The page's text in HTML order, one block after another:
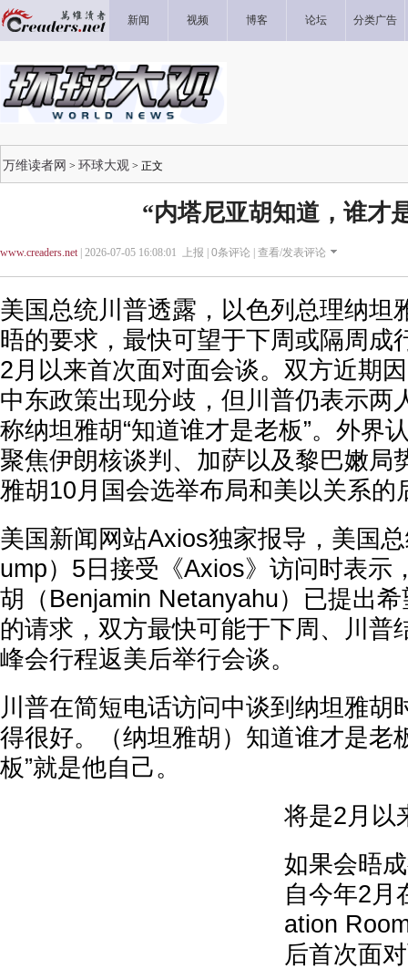
新闻 视频 博客 论坛 分类广告
万维读者网 > 环球大观 > 正文
“内塔尼亚胡知道，谁才
www.creaders.net| 2026-07-05 16:08:01 上报 | 0条评论 | 查看/发表评论
美国总统川普透露，以色列总理纳坦
晤的要求，最快可望于下周或隔周成
2月以来首次面对面会谈。双方近期
中东政策出现分歧，但川普仍表示两
称纳坦雅胡“知道谁才是老板”。外界
聚焦伊朗核谈判、加萨以及黎巴嫩局
雅胡10月国会选举布局和美以关系的
美国新闻网站Axios独家报导，美国
ump）5日接受《Axios》访问时表示
胡（Benjamin Netanyahu）已提出
的请求，双方最快可能于下周、川普
峰会行程返美后举行会谈。
川普在简短电话访问中谈到纳坦雅胡
得很好。（纳坦雅胡）知道谁才是老
板”就是他自己。
将是2月以
如果会晤
自今年2月
ation
后首次面